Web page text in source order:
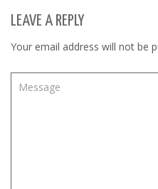
LEAVE A REPLY
Your email address will not be